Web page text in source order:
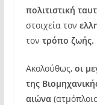
πολιτιστική
στοιχεία τον
τον τρόπο ζωής.
Ακολούθως, οι
της
αιώνα